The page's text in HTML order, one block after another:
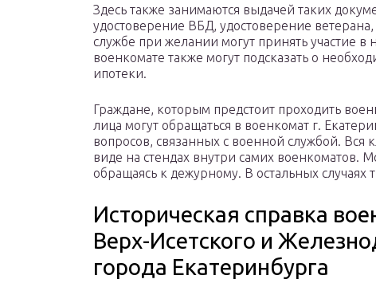
Здесь также занимаются выдачей таких
удостоверение ВБД, удостоверение
службе при желании могут принять участие в
военкомате также могут подсказать о
ипотеки.
Граждане, которым предстоит проходить
лица могут обращаться в военкомат г.
вопросов, связанных с военной службой. Вся
виде на стендах внутри самих военкоматов.
обращаясь к дежурному. В остальных случаях
Историческая справка
Верх-Исетского и
города Екатеринбурга